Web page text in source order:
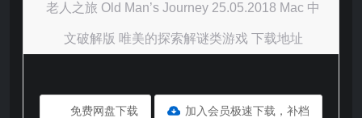
老人之旅 Old Man’s Journey 25.05.2018 Mac 中
文破解版 唯美的探索解谜类游戏 下载地址
免费网盘下载 加入会员极速下载，补档